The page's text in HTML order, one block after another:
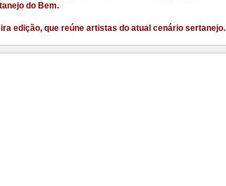
do Bem.
edição, que reúne artistas do atual cenário sertanejo.